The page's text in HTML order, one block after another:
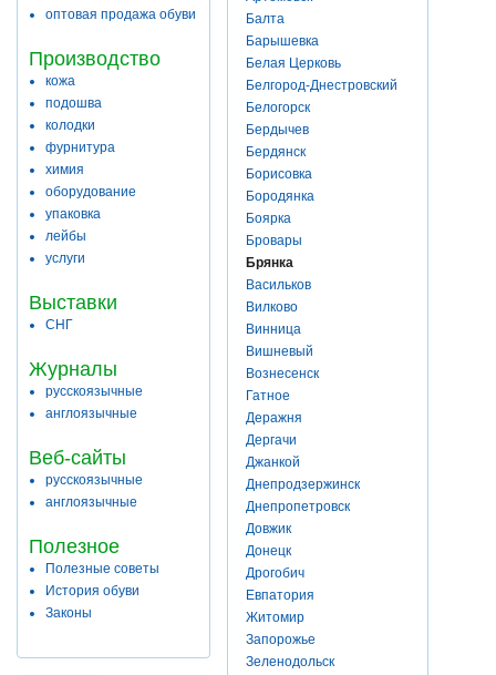
оптовая продажа обуви
Производство
кожа
подошва
колодки
фурнитура
химия
оборудование
упаковка
лейбы
услуги
Выставки
СНГ
Журналы
русскоязычные
англоязычные
Веб-сайты
русскоязычные
англоязычные
Полезное
Полезные советы
История обуви
Законы
Балта
Барышевка
Белая Церковь
Белгород-Днестровский
Белогорск
Бердычев
Бердянск
Борисовка
Бородянка
Боярка
Бровары
Брянка
Васильков
Вилково
Винница
Вишневый
Вознесенск
Гатное
Деражня
Дергачи
Джанкой
Днепродзержинск
Днепропетровск
Довжик
Донецк
Дрогобич
Евпатория
Житомир
Запорожье
Зеленодольск